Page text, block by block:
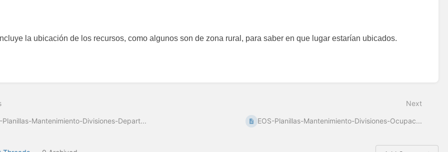
la ubicación de los recursos, como algunos son de zona rural, para saber en que lugar estarían ubicados.
Planillas-Mantenimiento-Divisiones-Depart...
Next
EOS-Planillas-Mantenimiento-Divisiones-Ocupac...